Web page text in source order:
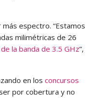
espectro. “Estamos
milimétricas de 26
la banda de 3.5 GHz”,
en los concursos
por cobertura y no